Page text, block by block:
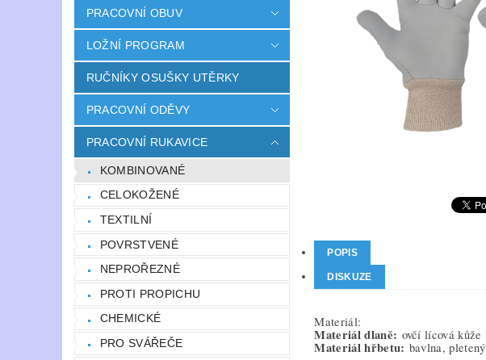
PRACOVNÍ OBUV
LOŽNÍ PROGRAM
RUČNÍKY OSUŠKY UTĚRKY
PRACOVNÍ ODĚVY
PRACOVNÍ RUKAVICE
KOMBINOVANÉ
CELOKOŽENÉ
TEXTILNÍ
POVRSTVENÉ
NEPROŘEZNÉ
PROTI PROPICHU
CHEMICKÉ
PRO SVÁŘEČE
POPIS
DISKUZE
Materiál:
Materiál dlaně: ovčí lícová kůže
Materiál hřbetu: bavlna, pletený